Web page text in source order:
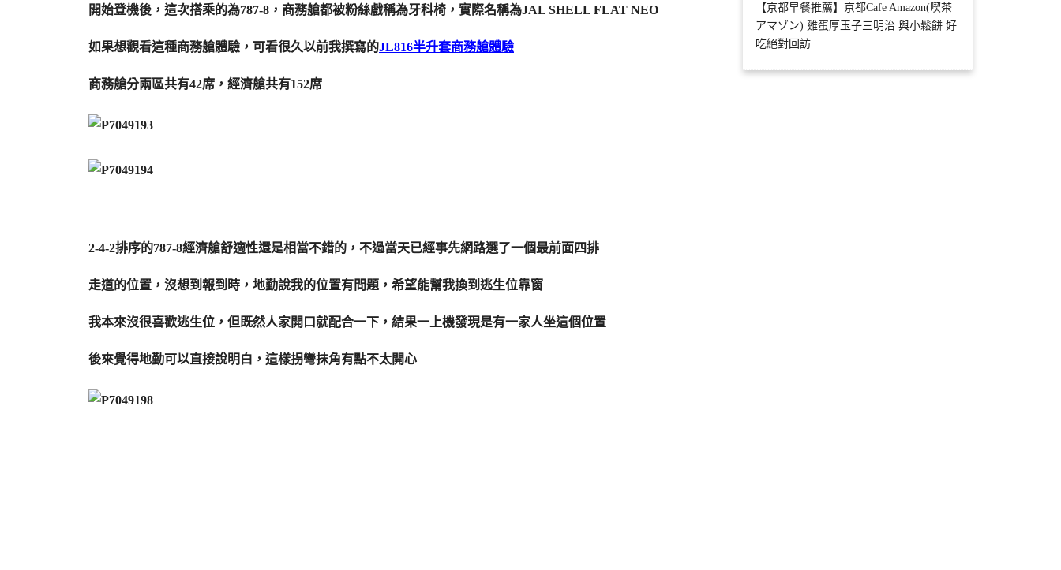
開始登機後，這次搭乘的為787-8，商務艙都被粉絲戲稱為牙科椅，實際名稱為JAL SHELL FLAT NEO
如果想觀看這種商務艙體驗，可看很久以前我撰寫的JL816半升套商務艙體驗
商務艙分兩區共有42席，經濟艙共有152席
2-4-2排序的787-8經濟艙舒適性還是相當不錯的，不過當天已經事先網路選了一個最前面四排
走道的位置，沒想到報到時，地勤說我的位置有問題，希望能幫我換到逃生位靠窗
我本來沒很喜歡逃生位，但既然人家開口就配合一下，結果一上機發現是有一家人坐這個位置
後來覺得地勤可以直接說明白，這樣拐彎抹角有點不太開心
【京都早餐推薦】京都Cafe Amazon(喫茶
アマゾン) 雞蛋厚玉子三明治 與小鬆餅 好
吃絕對回訪